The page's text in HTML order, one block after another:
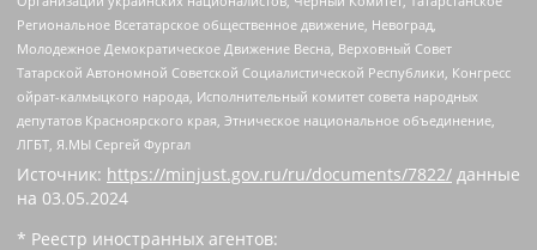
Региональное Всетатарское общественное движение, Невоград,
Молодежное Демократическое Движение Весна, Верховный Совет
Татарской Автономной Советской Социалистической Республики, Конгресс
ойрат-калмыцкого народа, Исполнительный комитет совета народных
депутатов Красноярского края, Этническое национальное объединение,
ЛГБТ, Я.МЫ Сергей Фургал
Источник: https://minjust.gov.ru/ru/documents/7822/ данные
на 03.05.2024
* Реестр иностранных агентов: